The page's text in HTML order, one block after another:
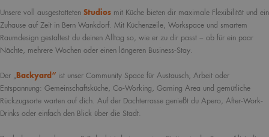
Unsere voll ausgestatteten Studios mit Küche bieten dir maximale Flexibilität und ein
Zuhause auf Zeit in Bern Wankdorf. Mit Küchenzeile, Workspace und smartem
Raumdesign gestaltest du deinen Alltag so, wie er zu dir passt – ob für ein paar
Nächte, mehrere Wochen oder einen längeren Business-Stay.
Der „ Backyard“ ist unser Community Space für Austausch, Arbeit oder
Entspannung: Gemeinschaftsküche, Co-Working, Gaming Area und gemütliche
Rückzugsorte warten auf dich. Auf der Dachterrasse genießt du Apero, After-Work-
Drinks oder einfach den Blick über die Stadt.